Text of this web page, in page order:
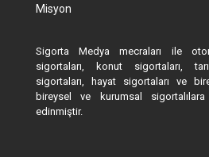
Misyon
Sigorta Medya mecraları ile
sigortaları, konut sigortaları,
sigortaları, hayat sigortaları ve
bireysel ve kurumsal
edinmiştir.